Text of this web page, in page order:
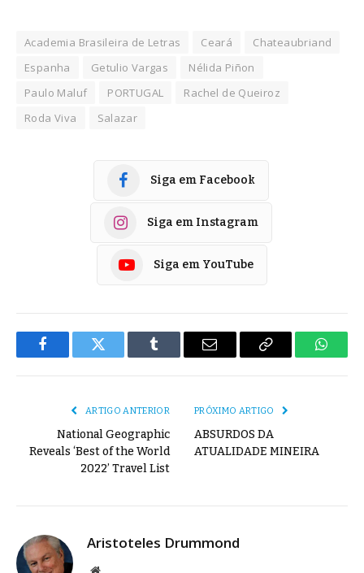
Academia Brasileira de Letras Ceará
Chateaubriand
Espanha
Getulio Vargas
Nélida Piñon
Paulo Maluf
PORTUGAL
Rachel de Queiroz
Roda Viva
Salazar
Siga em Facebook
Siga em Instagram
Siga em YouTube
FacebookTwitter Tumblr
E-
Copiar
ARTIGO ANTERIOR
National Geographic
Reveals ‘Best of the World
2022’ Travel List
PRÓXIMO ARTIGO
ABSURDOS DA
ATUALIDADE MINEIRA
Aristoteles Drummond
Site